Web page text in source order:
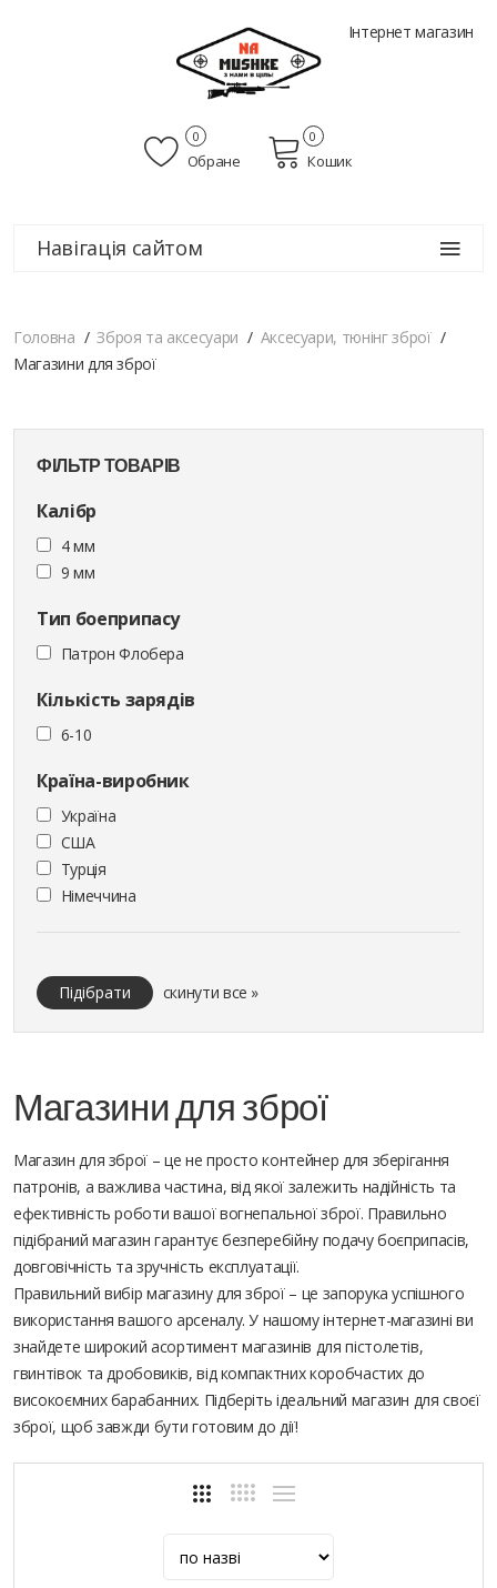
Інтернет магазин
Обране
0
Кошик
0
Навігація сайтом
Головна Зброя та аксесуари
Аксесуари, тюнінг зброї
Магазини для зброї
ФІЛЬТР ТОВАРІВ
Калібр
4 мм
9 мм
Тип боеприпасу
Патрон Флобера
Кількість зарядів
6-10
Країна-виробник
Україна
США
Турція
Німеччина
Підібрати скинути все »
Магазини для зброї
Магазин для зброї – це не просто контейнер для зберігання
патронів, а важлива частина, від якої залежить надійність та
ефективність роботи вашої вогнепальної зброї. Правильно
підібраний магазин гарантує безперебійну подачу боєприпасів,
довговічність та зручність експлуатації.
Правильний вибір магазину для зброї – це запорука успішного
використання вашого арсеналу. У нашому інтернет-магазині ви
знайдете широкий асортимент магазинів для пістолетів,
гвинтівок та дробовиків, від компактних коробчастих до
високоємних барабанних. Підберіть ідеальний магазин для своєї
зброї, щоб завжди бути готовим до дії!